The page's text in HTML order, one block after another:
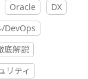
Oracle
DX
/DevOps
底解説
リティ